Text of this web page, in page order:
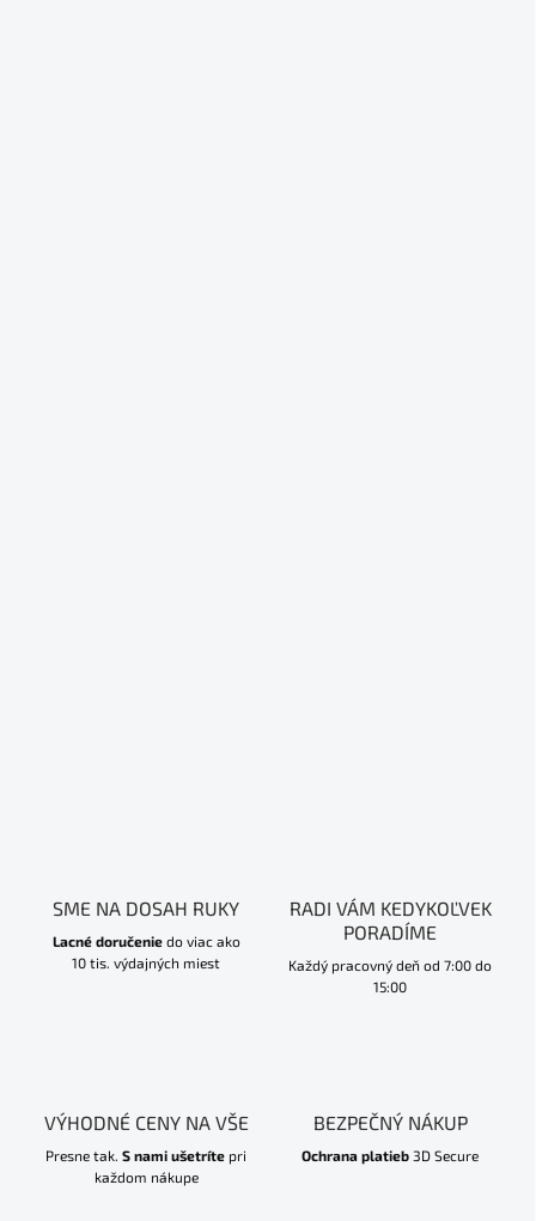
SME NA DOSAH RUKY
Lacné doručeniedo viac ako
10 tis. výdajných miest
RADI VÁM KEDYKOĽVEK
PORADÍME
Každý pracovný deň od 7:00 do
15:00
VÝHODNÉ CENY NA VŠE
Presne tak. S nami ušetríte pri
každom nákupe
BEZPEČNÝ NÁKUP
Ochrana platieb 3D Secure